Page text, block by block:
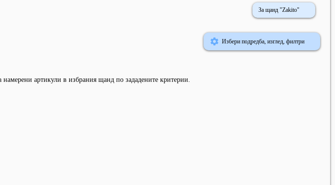
За щанд "Zakito"
Избери подредба, изглед, филтри
намерени артикули в избрания щанд по зададените критерии.